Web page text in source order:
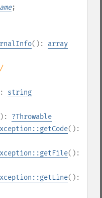
;
(): array
string
?Throwable
():
():
():